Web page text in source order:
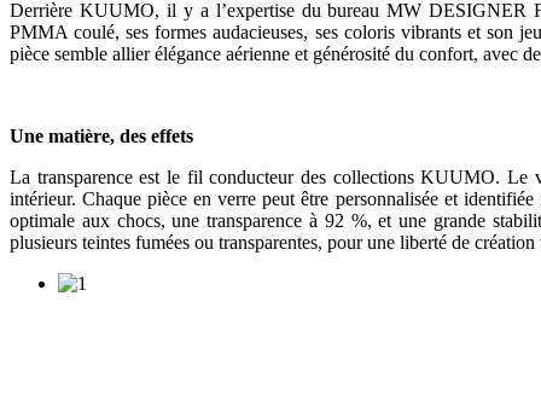
Derrière KUUMO, il y a l’expertise du bureau MW DESIGNER
PMMA coulé, ses formes audacieuses, ses coloris vibrants et son
pièce semble allier élégance aérienne et générosité du confort, avec
Une matière, des effets
La transparence est le fil conducteur des collections KUUMO. Le
intérieur. Chaque pièce en verre peut être personnalisée et
optimale aux chocs, une transparence à 92 %, et une grande
plusieurs teintes fumées ou transparentes, pour une liberté de